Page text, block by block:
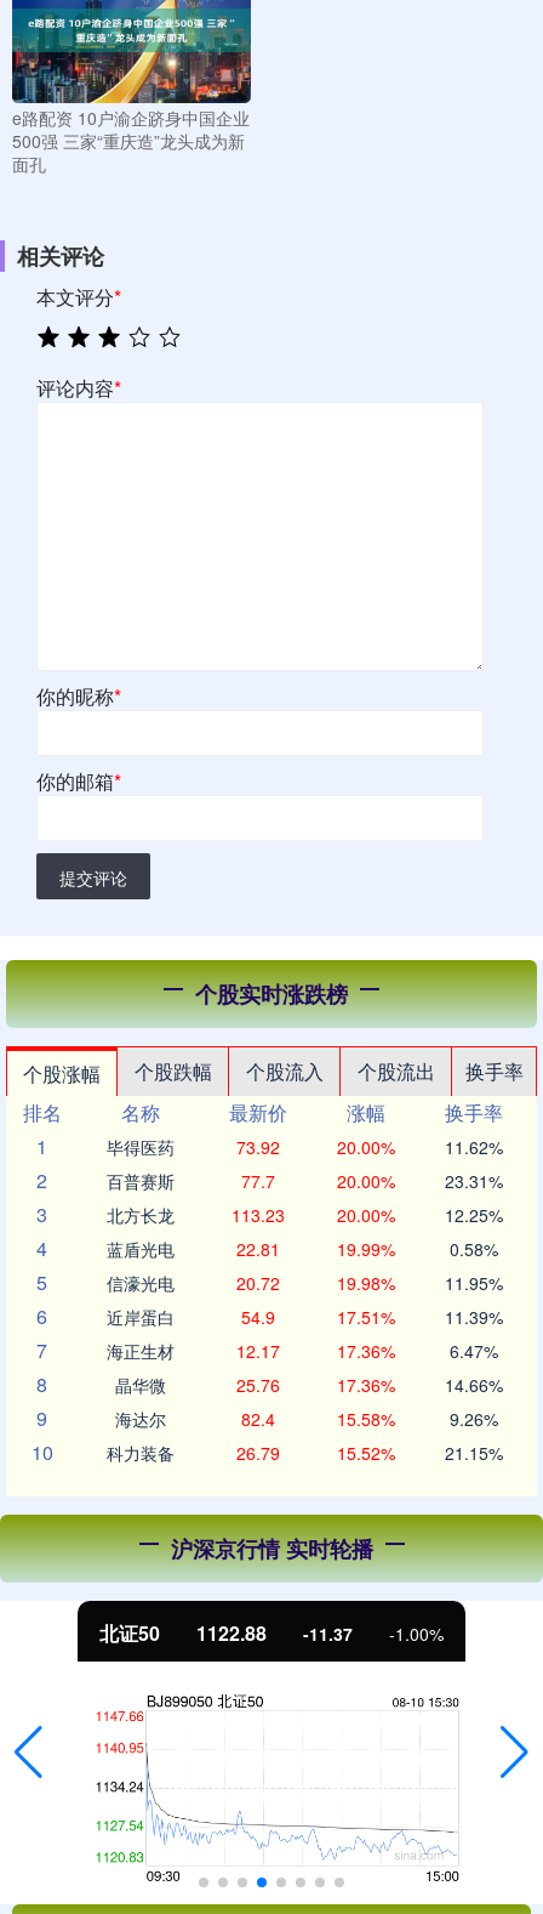
e路配资 10户渝企跻身中国企业
500强 三家“重庆造”龙头成为新
面孔
相关评论
本文评分*
评论内容*
你的昵称*
你的邮箱*
提交评论
个股实时涨跌榜
个股涨幅 个股跌幅 个股流入 个股流出
换手率
排名
名称 最新价 涨幅
换手率
1
毕得医药 73.92 20.00% 11.62%
2 百普赛斯 77.7 20.00% 23.31%
3 北方长龙 113.23 20.00% 12.25%
4 蓝盾光电 22.81 19.99% 0.58%
5 信濠光电 20.72 19.98% 11.95%
6 近岸蛋白 54.9 17.51% 11.39%
7 海正生材 12.17 17.36% 6.47%
8 晶华微 25.76 17.36% 14.66%
9 海达尔 82.4 15.58% 9.26%
10 科力装备 26.79 15.52% 21.15%
沪深京行情 实时轮播
北证50 1122.88 -11.37 -1.00%